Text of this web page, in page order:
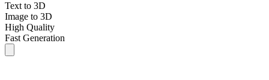
Text to 3D
Image to 3D
High Quality
Fast Generation